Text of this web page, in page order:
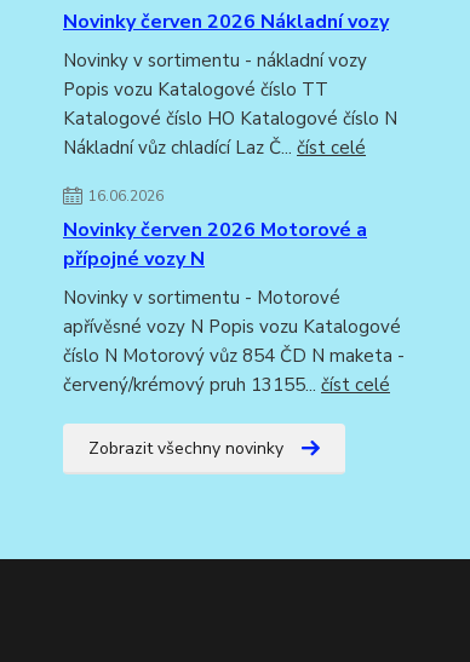
Novinky červen 2026 Nákladní vozy
Novinky v sortimentu - nákladní vozy
Popis vozu Katalogové číslo TT
Katalogové číslo HO Katalogové číslo N
Nákladní vůz chladící Laz Č... číst celé
16.06.2026
Novinky červen 2026 Motorové a
přípojné vozy N
Novinky v sortimentu - Motorové
apřívěsné vozy N Popis vozu Katalogové
číslo N Motorový vůz 854 ČD N maketa -
červený/krémový pruh 13155... číst celé
Zobrazit všechny novinky